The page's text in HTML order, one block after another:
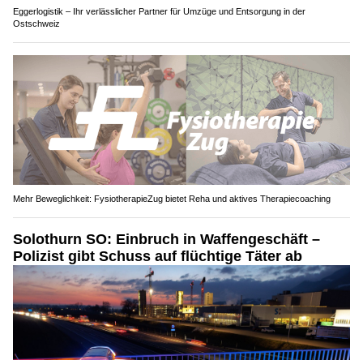
Eggerlogistik – Ihr verlässlicher Partner für Umzüge und Entsorgung in der
Ostschweiz
Mehr Beweglichkeit: FysiotherapieZug bietet Reha und aktives Therapiecoaching
Solothurn SO: Einbruch in Waffengeschäft –
Polizist gibt Schuss auf flüchtige Täter ab